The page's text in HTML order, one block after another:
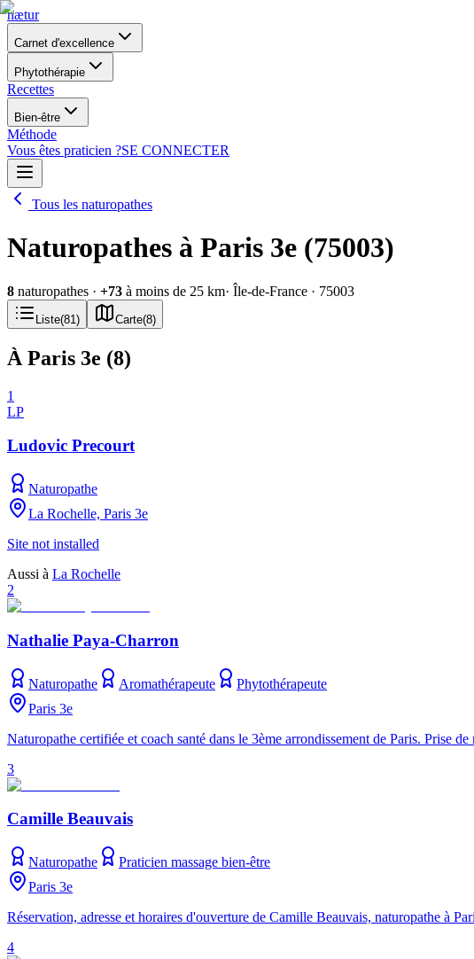
nætur
Carnet d'excellence
Phytothérapie
Recettes
Bien-être
Méthode
Vous êtes praticien ?SE CONNECTER
Tous les naturopathes
Naturopathes à Paris 3e (75003)
8 naturopathes · +73 à moins de 25 km· Île-de-France · 75003
Liste(81 ) Carte(8)
À Paris 3e (8)
1
LP
Ludovic Precourt
Naturopathe
La Rochelle, Paris 3e
Site not installed
Aussi à La Rochelle
2
Nathalie Paya-Charron
Naturopathe Aromathérapeute
Phytothérapeute
Paris 3e
Naturopathe certifiée et coach santé dans le 3ème arrondissement de Paris. Prise
3
Camille Beauvais
Naturopathe
Praticien massage bien-être
Paris 3e
Réservation, adresse et horaires d'ouverture de Camille Beauvais, naturopathe à
4